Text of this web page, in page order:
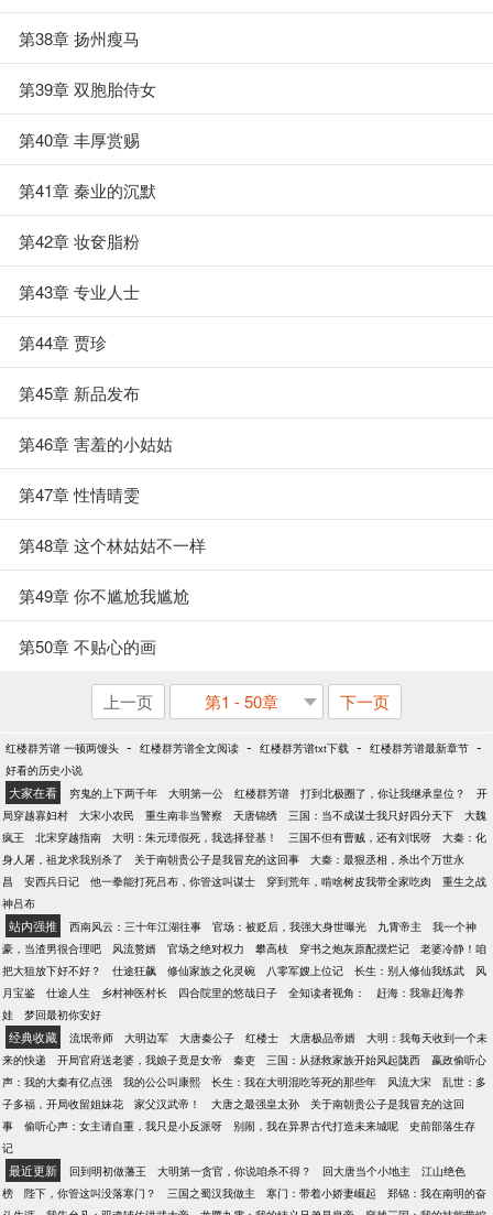
第38章 扬州瘦马
第39章 双胞胎侍女
第40章 丰厚赏赐
第41章 秦业的沉默
第42章 妆奁脂粉
第43章 专业人士
第44章 贾珍
第45章 新品发布
第46章 害羞的小姑姑
第47章 性情晴雯
第48章 这个林姑姑不一样
第49章 你不尴尬我尴尬
第50章 不贴心的画
上一页 第1 - 50章 下一页
红楼群芳谱 一顿两馒头 - 红楼群芳谱全文阅读 - 红楼群芳谱txt下载 - 红楼群芳谱最新章节 -
好看的历史小说
大家在看 穷鬼的上下两千年 大明第一公 红楼群芳谱 打到北极圈了，你让我继承皇位？
开
局穿越寡妇村
大宋小农民 重生南非当警察 天唐锦绣 三国：当不成谋士我只好四分天下
大魏
疯王
北宋穿越指南 大明：朱元璋假死，我选择登基！ 三国不但有曹贼，还有刘氓呀
大秦：化
身人屠，祖龙求我别杀了
关于南朝贵公子是我冒充的这回事
大秦：最狠丞相，杀出个万世永
昌
安西兵日记 他一拳能打死吕布，你管这叫谋士 穿到荒年，啃啥树皮我带全家吃肉
重生之战
神吕布
站内强推 西南风云：三十年江湖往事 官场：被贬后，我强大身世曝光 九霄帝主
我一个神
豪，当渣男很合理吧
风流赘婿 官场之绝对权力 攀高枝 穿书之炮灰原配摆烂记
老婆冷静！咱
把大狙放下好不好？
仕途狂飙 修仙家族之化灵碗 八零军嫂上位记 长生：别人修仙我练武
风
月宝鉴
仕途人生 乡村神医村长 四合院里的悠哉日子 全知读者视角：
赶海：我靠赶海养
娃
梦回最初你安好
经典收藏 流氓帝师 大明边军 大唐秦公子 红楼士 大唐极品帝婿
大明：我每天收到一个未
来的快递
开局官府送老婆，我娘子竟是女帝 秦吏 三国：从拯救家族开始风起陇西
嬴政偷听心
声：我的大秦有亿点强
我的公公叫康熙 长生：我在大明混吃等死的那些年 风流大宋
乱世：多
子多福，开局收留姐妹花
家父汉武帝！ 大唐之最强皇太孙
关于南朝贵公子是我冒充的这回
事
偷听心声：女主请自重，我只是小反派呀 别闹，我在异界古代打造未来城呢
史前部落生存
记
最近更新 回到明初做藩王 大明第一贪官，你说咱杀不得？ 回大唐当个小地主
江山绝色
榜
陛下，你管这叫没落寒门？ 三国之蜀汉我做主 寒门：带着小娇妻崛起
郑锦：我在南明的奋